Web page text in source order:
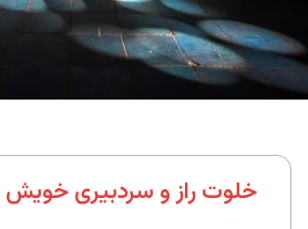
خلوت راز و سردبیری خویش